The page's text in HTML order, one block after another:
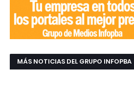
MÁS NOTICIAS DEL GRUPO INFOPBA